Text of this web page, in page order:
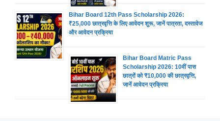
Bihar Board 12th Pass Scholarship 2026:
₹25,000 छात्रवृत्ति के लिए आवेदन शुरू, जानें पात्रता, दस्तावेज
और आवेदन प्रक्रिया
Bihar Board Matric Pass
Scholarship 2026: 10वीं पास
छात्रों को ₹10,000 की छात्रवृत्ति,
जानें आवेदन प्रक्रिया